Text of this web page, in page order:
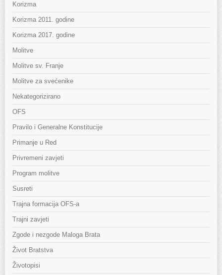
Korizma
Korizma 2011. godine
Korizma 2017. godine
Molitve
Molitve sv. Franje
Molitve za svećenike
Nekategorizirano
OFS
Pravilo i Generalne Konstitucije
Primanje u Red
Privremeni zavjeti
Program molitve
Susreti
Trajna formacija OFS-a
Trajni zavjeti
Zgode i nezgode Maloga Brata
Život Bratstva
Životopisi